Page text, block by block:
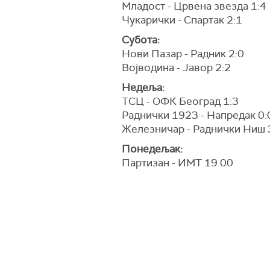
Младост - Црвена звезда 1:4
Чукарички - Спартак 2:1
Субота:
Нови Пазар - Радник 2:0
Војводина - Јавор 2:2
Недеља:
ТСЦ - ОФК Београд 1:3
Раднички 1923 - Напредак
Железничар - Раднички Ниш
Понедељак:
Партизан - ИМТ 19.00